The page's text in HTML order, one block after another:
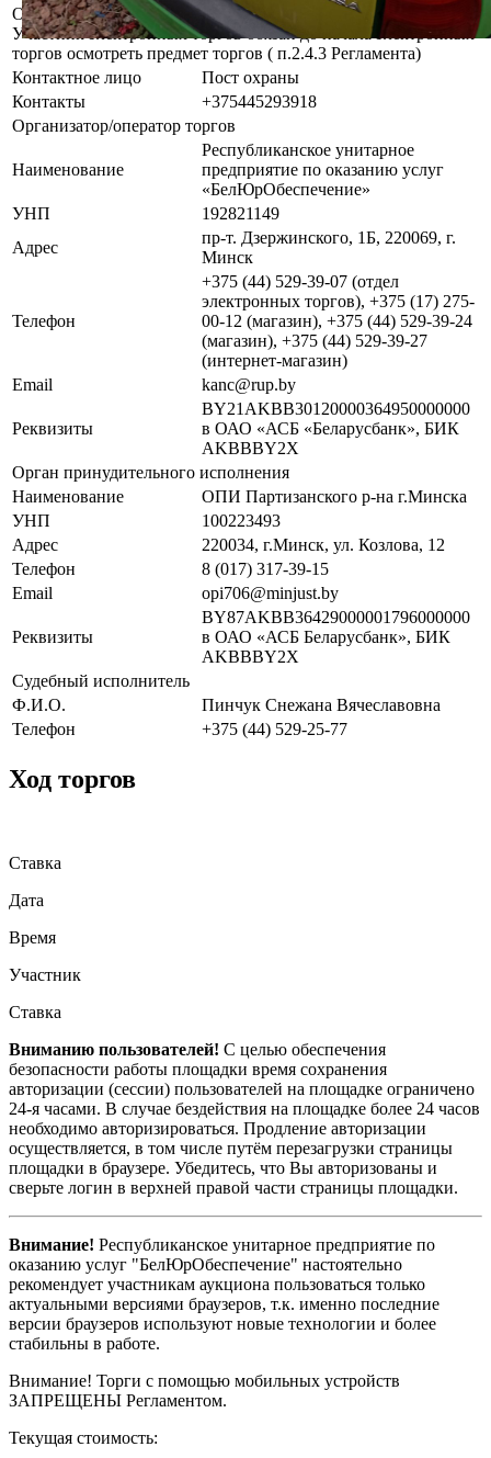
Осмотр объекта
Участник электронных торгов обязан до начала электронных
торгов осмотреть предмет торгов ( п.2.4.3 Регламента)
Контактное лицо
Пост охраны
Контакты
+375445293918
Организатор/оператор торгов
Наименование
Республиканское унитарное
предприятие по оказанию услуг
«БелЮрОбеспечение»
УНП
192821149
Адрес
пр-т. Дзержинского, 1Б, 220069, г.
Минск
Телефон
+375 (44) 529-39-07 (отдел
электронных торгов), +375 (17) 275-
00-12 (магазин), +375 (44) 529-39-24
(магазин), +375 (44) 529-39-27
(интернет-магазин)
Email
kanc@rup.by
Реквизиты
BY21AKBB30120000364950000000
в ОАО «АСБ «Беларусбанк», БИК
AKBBBY2X
Орган принудительного исполнения
Наименование
ОПИ Партизанского р-на г.Минска
УНП
100223493
Адрес
220034, г.Минск, ул. Козлова, 12
Телефон
8 (017) 317-39-15
Email
opi706@minjust.by
Реквизиты
BY87AKBB36429000001796000000
в ОАО «АСБ Беларусбанк», БИК
AKBBBY2X
Судебный исполнитель
Ф.И.О.
Пинчук Снежана Вячеславовна
Телефон
+375 (44) 529-25-77
Ход торгов
Ставка
Дата
Время
Участник
Ставка
Вниманию пользователей! С целью обеспечения
безопасности работы площадки время сохранения
авторизации (сессии) пользователей на площадке ограничено
24-я часами. В случае бездействия на площадке более 24 часов
необходимо авторизироваться. Продление авторизации
осуществляется, в том числе путём перезагрузки страницы
площадки в браузере. Убедитесь, что Вы авторизованы и
сверьте логин в верхней правой части страницы площадки.
Внимание! Республиканское унитарное предприятие по
оказанию услуг "БелЮрОбеспечение" настоятельно
рекомендует участникам аукциона пользоваться только
актуальными версиями браузеров, т.к. именно последние
версии браузеров используют новые технологии и более
стабильны в работе.
Внимание! Торги с помощью мобильных устройств
ЗАПРЕЩЕНЫ Регламентом.
Текущая стоимость: